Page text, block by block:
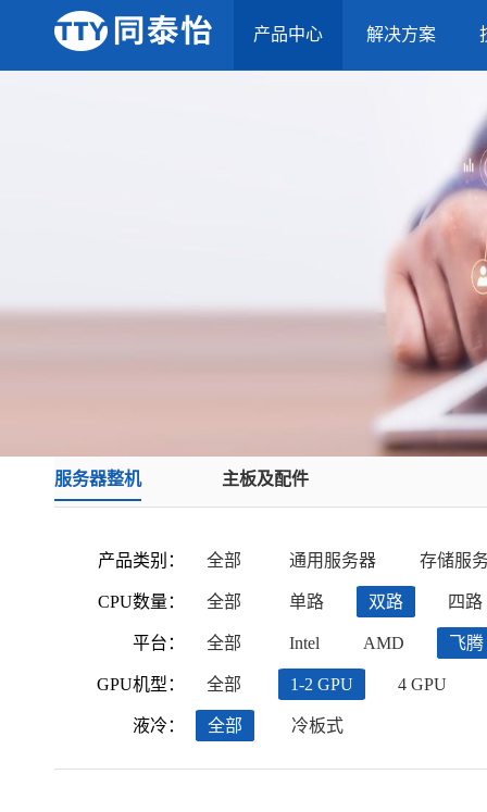
产品中心 解决方案
服务器整机 主板及配件
产品类别：
CPU数量：
平台：
GPU机型：
液冷：
全部 通用服务器 存储服
全部 单路 双路 四路
全部 Intel AMD 飞腾
全部 1-2 GPU 4 GPU
全部 冷板式